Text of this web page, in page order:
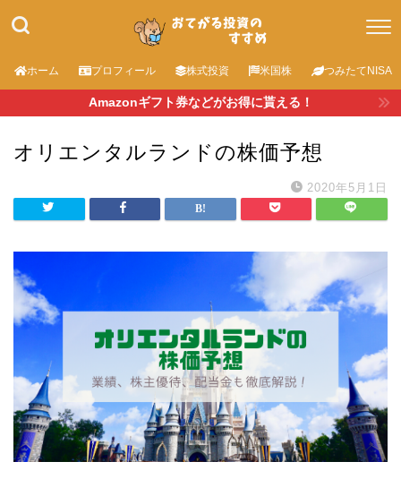
ホーム プロフィール 株式投資 米国株 つみたてNISA
Amazonギフト券などがお得に貰える！
オリエンタルランドの株価予想
2020年5月1日